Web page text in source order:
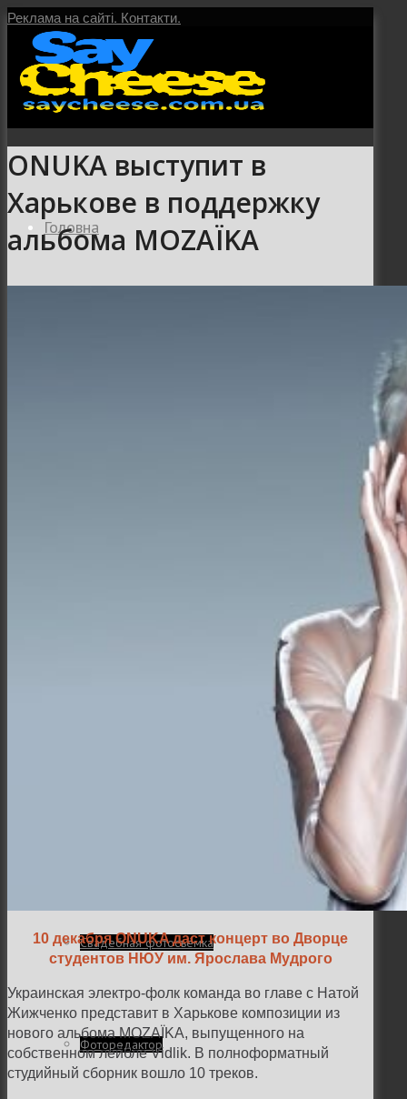
Реклама на сайті. Контакти.
Головна
Свадебная фотосъёмка
Фоторедактор
ONUKA выступит в
Харькове в поддержку
альбома MOZAÏKA
10 декабря ONUKA даст концерт во Дворце
студентов НЮУ им. Ярослава Мудрого
Украинская электро-фолк команда во главе с Натой
Жижченко представит в Харькове композиции из
нового альбома MOZAÏKA, выпущенного на
собственном лейбле Vidlik. В полноформатный
студийный сборник вошло 10 треков.